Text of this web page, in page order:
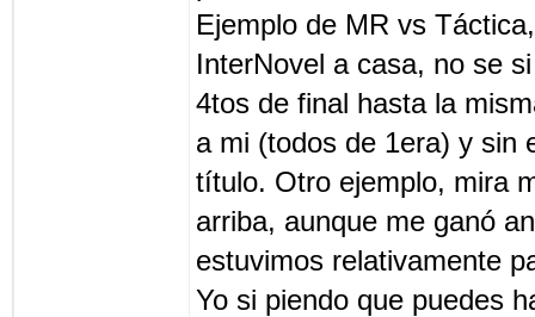
Ejemplo de MR vs
InterNovel a casa, no se
4tos de final hasta la
a mi (todos de 1era) y sin
título. Otro ejemplo, mira
arriba, aunque me ganó
estuvimos relativamente
Yo si piendo que puedes